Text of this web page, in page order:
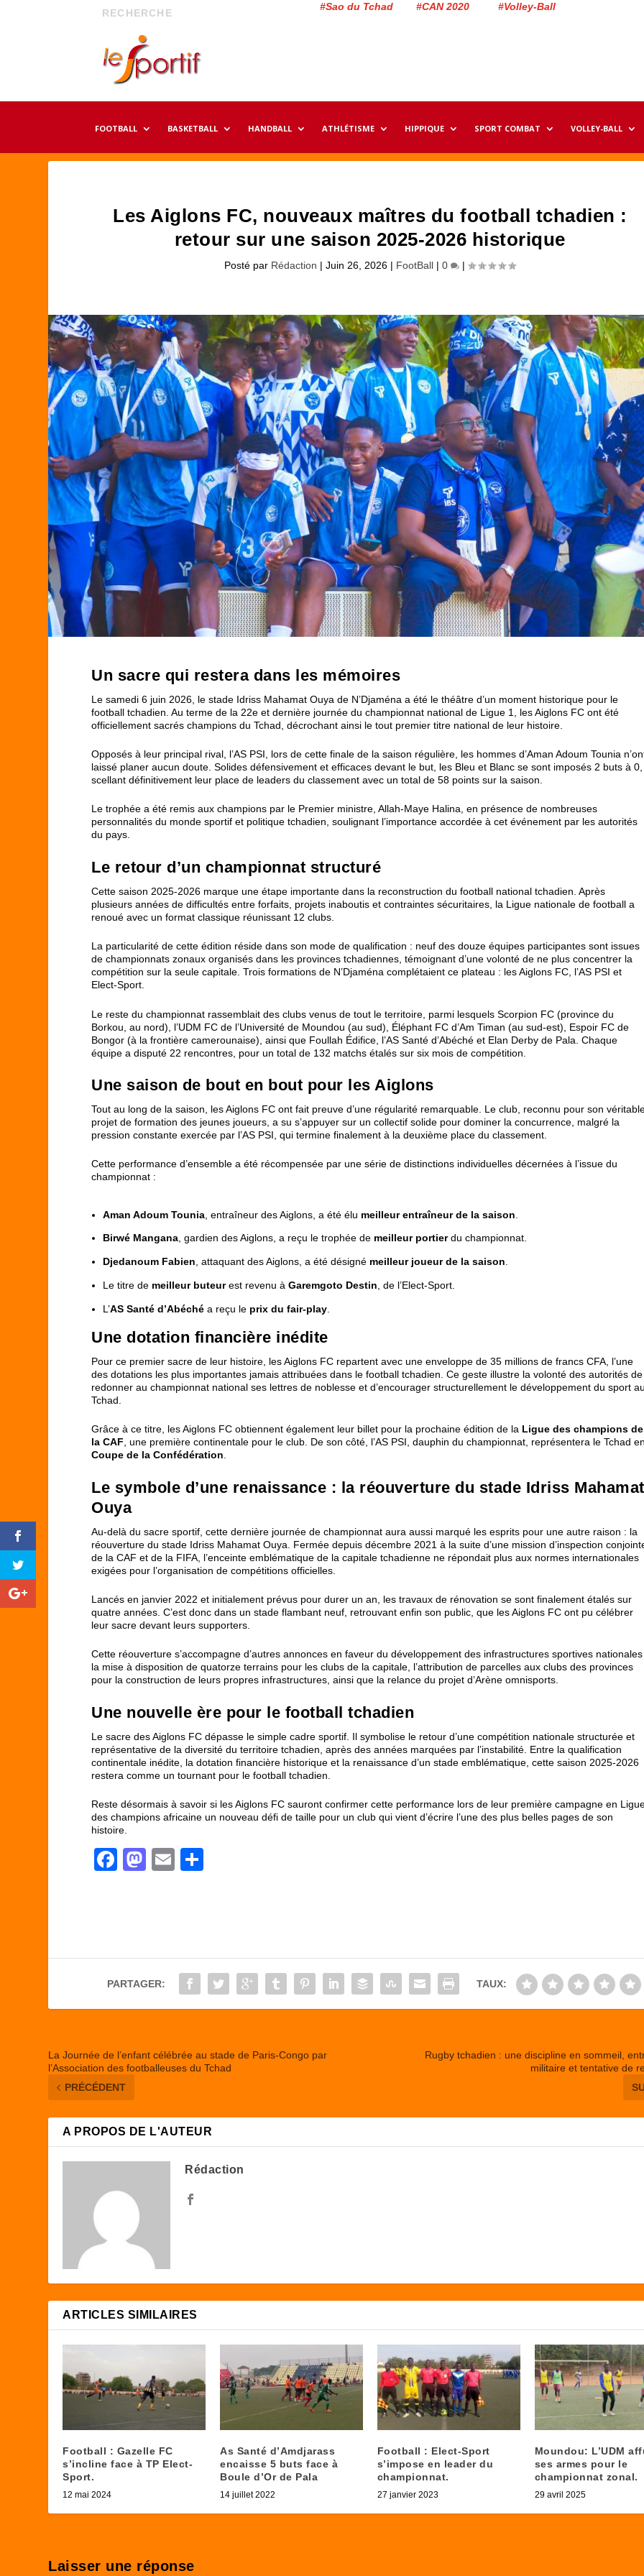
#Sao du Tchad #CAN 2020 #Volley-Ball
FOOTBALL BASKETBALL HANDBALL ATHLÉTISME HIPPIQUE SPORT COMBAT VOLLEY-BALL
Les Aiglons FC, nouveaux maîtres du football tchadien :
retour sur une saison 2025-2026 historique
Posté par Rédaction |Juin 26, 2026 | FootBall |0 |
Un sacre qui restera dans les mémoires
Le samedi 6 juin 2026, le stade Idriss Mahamat Ouya de N’Djaména a été le théâtre d’un moment historique pour le
football tchadien. Au terme de la 22e et dernière journée du championnat national de Ligue 1, les Aiglons FC ont été
officiellement sacrés champions du Tchad, décrochant ainsi le tout premier titre national de leur histoire.
Opposés à leur principal rival, l’AS PSI, lors de cette finale de la saison régulière, les hommes d’Aman Adoum Tounia
laissé planer aucun doute. Solides défensivement et efficaces devant le but, les Bleu et Blanc se sont imposés 2 buts à 0,
scellant définitivement leur place de leaders du classement avec un total de 58 points sur la saison.
Le trophée a été remis aux champions par le Premier ministre, Allah-Maye Halina, en présence de nombreuses
personnalités du monde sportif et politique tchadien, soulignant l’importance accordée à cet événement par les autorités
du pays.
Le retour d’un championnat structuré
Cette saison 2025-2026 marque une étape importante dans la reconstruction du football national tchadien. Après
plusieurs années de difficultés entre forfaits, projets inaboutis et contraintes sécuritaires, la Ligue nationale de football a
renoué avec un format classique réunissant 12 clubs.
La particularité de cette édition réside dans son mode de qualification : neuf des douze équipes participantes sont issues
de championnats zonaux organisés dans les provinces tchadiennes, témoignant d’une volonté de ne plus concentrer la
compétition sur la seule capitale. Trois formations de N’Djaména complétaient ce plateau : les Aiglons FC, l’AS PSI et
Elect-Sport.
Le reste du championnat rassemblait des clubs venus de tout le territoire, parmi lesquels Scorpion FC (province du
Borkou, au nord), l’UDM FC de l’Université de Moundou (au sud), Éléphant FC d’Am Timan (au sud-est), Espoir FC de
Bongor (à la frontière camerounaise), ainsi que Foullah Édifice, l’AS Santé d’Abéché et Elan Derby de Pala. Chaque
équipe a disputé 22 rencontres, pour un total de 132 matchs étalés sur six mois de compétition.
Une saison de bout en bout pour les Aiglons
Tout au long de la saison, les Aiglons FC ont fait preuve d’une régularité remarquable. Le club, reconnu pour son
projet de formation des jeunes joueurs, a su s’appuyer sur un collectif solide pour dominer la concurrence, malgré la
pression constante exercée par l’AS PSI, qui termine finalement à la deuxième place du classement.
Cette performance d’ensemble a été récompensée par une série de distinctions individuelles décernées à l’issue du
championnat :
Aman Adoum Tounia , entraîneur des Aiglons, a été élu meilleur entraîneur de la saison
Birwé Mangana, gardien des Aiglons, a reçu le trophée de meilleur portierdu championnat.
Djedanoum Fabien , attaquant des Aiglons, a été désigné meilleur joueur de la saison
Le titre de meilleur buteurest revenu àGaremgoto Destin , de l’Elect-Sport.
L’AS Santé d’Abéché a reçu le prix du fair-play
Une dotation financière inédite
Pour ce premier sacre de leur histoire, les Aiglons FC repartent avec une enveloppe de 35 millions de francs CFA, l’une
des dotations les plus importantes jamais attribuées dans le football tchadien. Ce geste illustre la volonté des autorités de
redonner au championnat national ses lettres de noblesse et d’encourager structurellement le développement du sport
Tchad.
Grâce à ce titre, les Aiglons FC obtiennent également leur billet pour la prochaine édition de la Ligue des champions de
la CAF , une première continentale pour le club. De son côté, l’AS PSI, dauphin du championnat, représentera le Tchad
Coupe de la Confédération
Le symbole d’une renaissance : la réouverture du stade Idriss Mahamat
Ouya
Au-delà du sacre sportif, cette dernière journée de championnat aura aussi marqué les esprits pour une autre raison : la
réouverture du stade Idriss Mahamat Ouya. Fermée depuis décembre 2021 à la suite d’une mission d’inspection
de la CAF et de la FIFA, l’enceinte emblématique de la capitale tchadienne ne répondait plus aux normes internationales
exigées pour l’organisation de compétitions officielles.
Lancés en janvier 2022 et initialement prévus pour durer un an, les travaux de rénovation se sont finalement étalés sur
quatre années. C’est donc dans un stade flambant neuf, retrouvant enfin son public, que les Aiglons FC ont pu célébrer
leur sacre devant leurs supporters.
Cette réouverture s’accompagne d’autres annonces en faveur du développement des infrastructures sportives
la mise à disposition de quatorze terrains pour les clubs de la capitale, l’attribution de parcelles aux clubs des provinces
pour la construction de leurs propres infrastructures, ainsi que la relance du projet d’Arène omnisports.
Une nouvelle ère pour le football tchadien
Le sacre des Aiglons FC dépasse le simple cadre sportif. Il symbolise le retour d’une compétition nationale structurée et
représentative de la diversité du territoire tchadien, après des années marquées par l’instabilité. Entre la qualification
continentale inédite, la dotation financière historique et la renaissance d’un stade emblématique, cette saison 2025-2026
restera comme un tournant pour le football tchadien.
Reste désormais à savoir si les Aiglons FC sauront confirmer cette performance lors de leur première campagne en
des champions africaine un nouveau défi de taille pour un club qui vient d’écrire l’une des plus belles pages de son
histoire.
F
b
o
M
d
o
E
er
PARTAGER: TAUX:
La Journée de l’enfant célébrée au stade de Paris-Congo par
l’Association des footballeuses du Tchad
PRÉCÉDENT
Rugby tchadien : une discipline en sommeil,
militaire et tentative de
A PROPOS DE L'AUTEUR
Rédaction
ARTICLES SIMILAIRES
Football : Gazelle FC
s’incline face à TP Elect-
Sport.
12 mai 2024
As Santé d’Amdjarass
encaisse 5 buts face à
Boule d’Or de Pala
14 juillet 2022
Football : Elect-Sport
s’impose en leader du
championnat.
27 janvier 2023
Moundou: L’UDM
ses armes pour le
championnat zonal.
29 avril 2025
Laisser une réponse